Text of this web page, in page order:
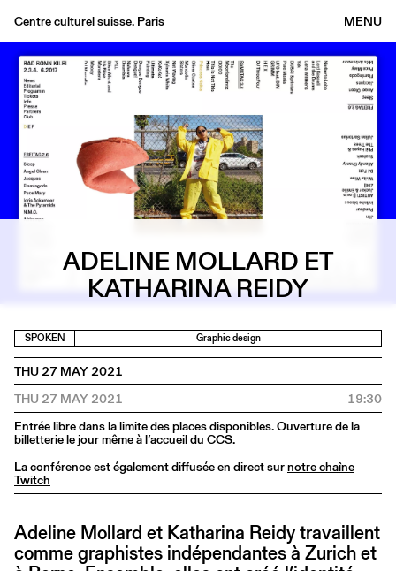
MENU
Centre culturel suisse. Paris
Agenda
Bookshop
Buvette
Medias
Publications
ADELINE MOLLARD ET
KATHARINA REIDY
SPOKEN Graphic design
THU 27 MAY 2021
THU 27 MAY 2021
19:30
Entrée libre dans la limite des places disponibles. Ouverture de la
billetterie le jour même à l’accueil du CCS.
La conférence est également diffusée en direct surnotre chaîne
Twitch
Adeline Mollard et Katharina Reidy travaillent
comme graphistes indépendantes à Zurich et